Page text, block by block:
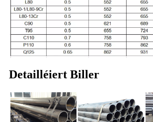
Detailléiert Biller